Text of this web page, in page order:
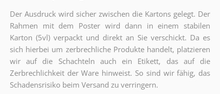
Der Ausdruck wird sicher zwischen die Kartons gelegt. Der
Rahmen mit dem Poster wird dann in einem stabilen
Karton (5vl) verpackt und direkt an Sie verschickt. Da es
sich hierbei um zerbrechliche Produkte handelt, platzieren
wir auf die Schachteln auch ein Etikett, das auf die
Zerbrechlichkeit der Ware hinweist. So sind wir fähig, das
Schadensrisiko beim Versand zu verringern.